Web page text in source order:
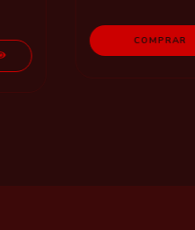
COMPRAR